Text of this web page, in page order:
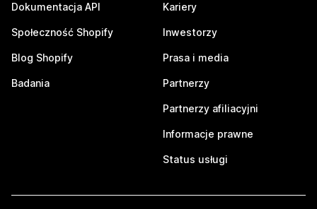
Dokumentacja API
Społeczność Shopify
Blog Shopify
Badania
Kariery
Inwestorzy
Prasa i media
Partnerzy
Partnerzy afiliacyjni
Informacje prawne
Status usługi